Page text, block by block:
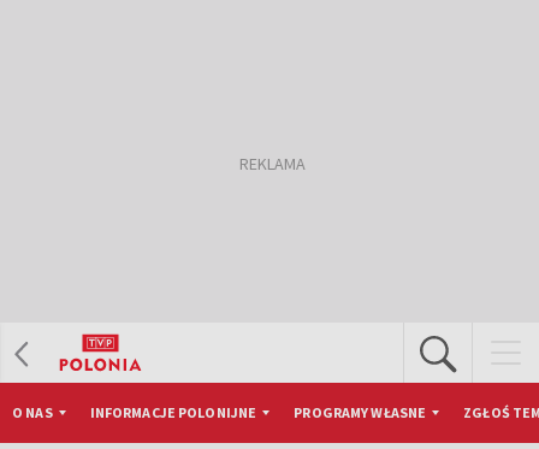
O NAS INFORMACJE POLONIJNE PROGRAMY WŁASNE ZGŁOŚ